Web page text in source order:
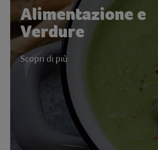
Alimentazione e
Verdure
Scopri di più